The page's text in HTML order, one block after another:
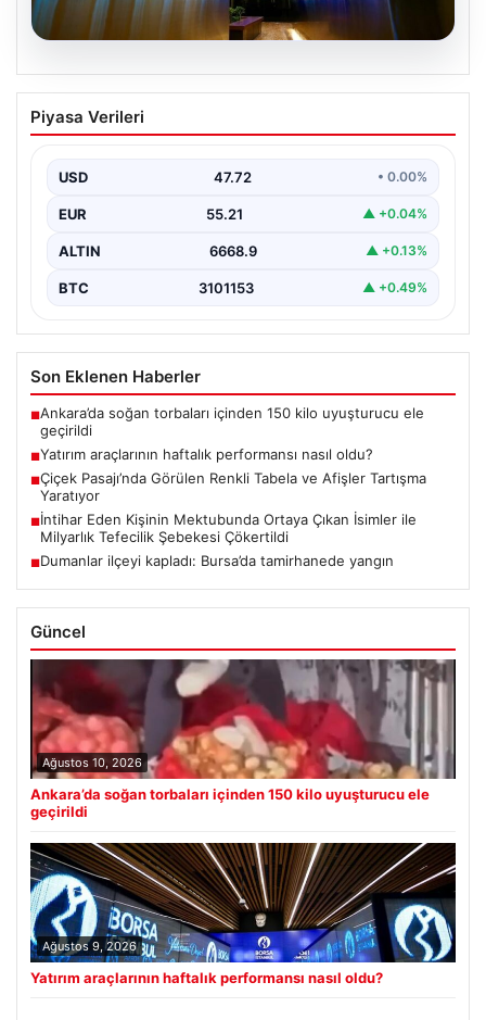
Yatırım araçlarının haftalık performansı
nasıl oldu?
Piyasa Verileri
USD 47.72 • 0.00%
EUR 55.21 ▲ +0.04%
ALTIN 6668.9 ▲ +0.13%
BTC 3101153 ▲ +0.49%
Son Eklenen Haberler
■Ankara’da soğan torbaları içinden 150 kilo uyuşturucu ele
geçirildi
■Yatırım araçlarının haftalık performansı nasıl oldu?
■Çiçek Pasajı’nda Görülen Renkli Tabela ve Afişler Tartışma
Yaratıyor
■İntihar Eden Kişinin Mektubunda Ortaya Çıkan İsimler ile
Milyarlık Tefecilik Şebekesi Çökertildi
■Dumanlar ilçeyi kapladı: Bursa’da tamirhanede yangın
Güncel
Ağustos 10, 2026
Ankara’da soğan torbaları içinden 150 kilo uyuşturucu ele
geçirildi
Ağustos 9, 2026
Yatırım araçlarının haftalık performansı nasıl oldu?